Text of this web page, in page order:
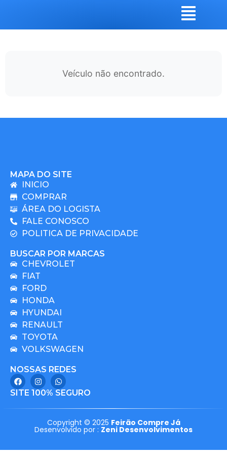
Veículo não encontrado.
MAPA DO SITE
INICIO
COMPRAR
ÁREA DO LOGISTA
FALE CONOSCO
POLITICA DE PRIVACIDADE
BUSCAR POR MARCAS
CHEVROLET
FIAT
FORD
HONDA
HYUNDAI
RENAULT
TOYOTA
VOLKSWAGEN
NOSSAS REDES
SITE 100% SEGURO
Copyright © 2025 Feirão Compre Já
Desenvolvido por : Zeni Desenvolvimentos